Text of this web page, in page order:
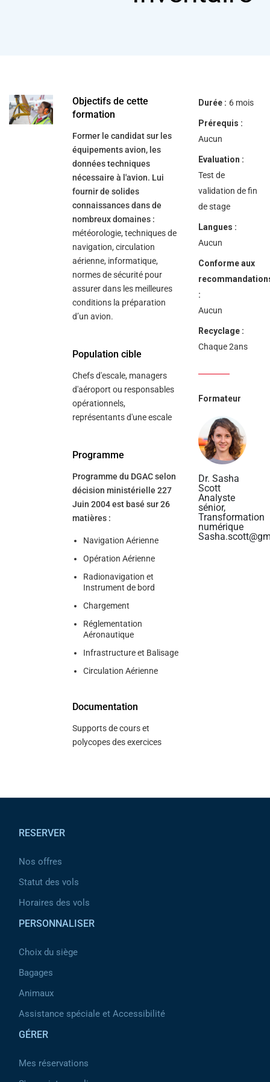
Objectifs de cette
formation
Former le candidat sur les
équipements avion, les
données techniques
nécessaire à l'avion. Lui
fournir de solides
connaissances dans de
nombreux domaines :
météorologie, techniques de
navigation, circulation
aérienne, informatique,
normes de sécurité pour
assurer dans les meilleures
conditions la préparation
d’un avion.
Population cible
Chefs d'escale, managers
d'aéroport ou responsables
opérationnels,
représentants d'une escale
Programme
Programme du DGAC selon
décision ministérielle 227
Juin 2004 est basé sur 26
matières :
Navigation Aérienne
Opération Aérienne
Radionavigation et
Instrument de bord
Chargement
Réglementation
Aéronautique
Infrastructure et Balisage
Circulation Aérienne
Documentation
Supports de cours et
polycopes des exercices
Durée : 6 mois
Prérequis :
Aucun
Evaluation :
Test de
validation de fin
de stage
Langues :
Aucun
Conforme aux
:
Aucun
Recyclage :
Chaque 2ans
Formateur
Dr. Sasha
Scott
Analyste
sénior,
Transformation
numérique
RESERVER
Nos offres
Statut des vols
Horaires des vols
PERSONNALISER
Choix du siège
Bagages
Animaux
Assistance spéciale et Accessibilité
GÉRER
Mes réservations